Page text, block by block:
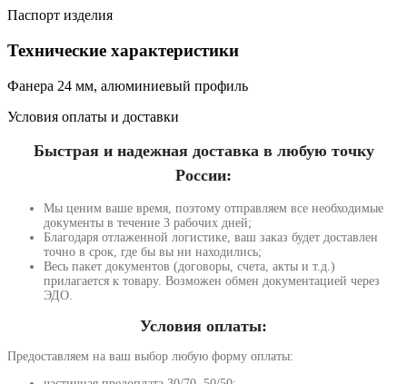
Паспорт изделия
Технические характеристики
Фанера 24 мм, алюминиевый профиль
Условия оплаты и доставки
Быстрая и надежная доставка в любую точку
России:
Мы ценим ваше время, поэтому отправляем все необходимые
документы в течение 3 рабочих дней;
Благодаря отлаженной логистике, ваш заказ будет доставлен
точно в срок, где бы вы ни находились;
Весь пакет документов (договоры, счета, акты и т.д.)
прилагается к товару. Возможен обмен документацией через
ЭДО.
Условия оплаты:
Предоставляем на ваш выбор любую форму оплаты: